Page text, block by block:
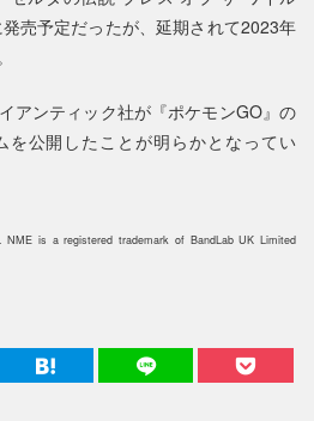
売予定だったが、延期されて2023年
アンティック社が『ポケモンGO』の
を公開したことが明らかとなってい
is a registered trademark of BandLab UK Limited